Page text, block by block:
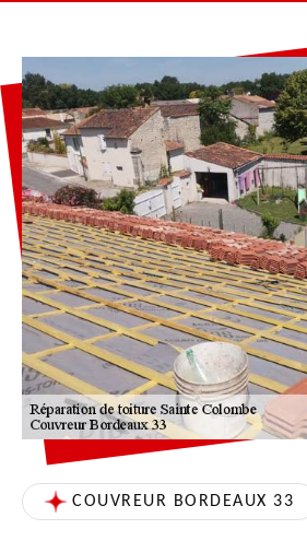
COUVREUR BORDEAUX 33